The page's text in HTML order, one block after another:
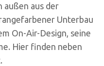
außen aus der
Unterbau
On-Air-Design, seine
Hier finden neben